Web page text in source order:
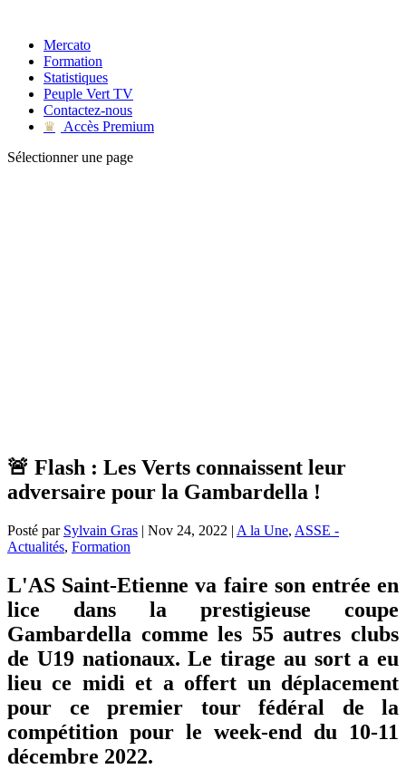
Mercato
Formation
Statistiques
Peuple Vert TV
Contactez-nous
♛
Accès Premium
Sélectionner une page
🚨 Flash : Les Verts connaissent leur
adversaire pour la Gambardella !
Posté par Sylvain Gras | Nov 24, 2022 | A la Une, ASSE -
Actualités, Formation
L'AS Saint-Etienne va faire son entrée en
lice dans la prestigieuse coupe
Gambardella comme les 55 autres clubs
de U19 nationaux. Le tirage au sort a eu
lieu ce midi et a offert un déplacement
pour ce premier tour fédéral de la
compétition pour le week-end du 10-11
décembre 2022.